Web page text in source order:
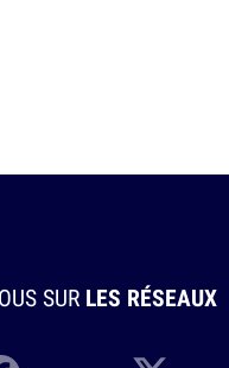
SUR LES RÉSEAUX